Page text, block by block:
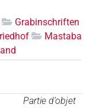
Grabinschriften
Mastaba
Partie d’objet